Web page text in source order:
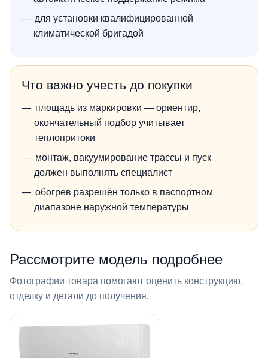
для установки квалифицированной
климатической бригадой
Что важно учесть до покупки
площадь из маркировки — ориентир,
окончательный подбор учитывает
теплопритоки
монтаж, вакуумирование трассы и пуск
должен выполнять специалист
обогрев разрешён только в паспортном
диапазоне наружной температуры
Рассмотрите модель подробнее
Фотографии товара помогают оценить конструкцию,
отделку и детали до получения.